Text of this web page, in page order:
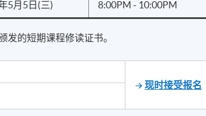
5月5日(三) 8:00PM - 10:00PM
发的短期课程修读证书。
现时接受报名